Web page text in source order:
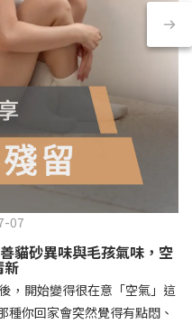
07
貓砂異味與毛孩氣味，空
新
，開始變得很在意「空氣」這
你回家會突然覺得有點悶、